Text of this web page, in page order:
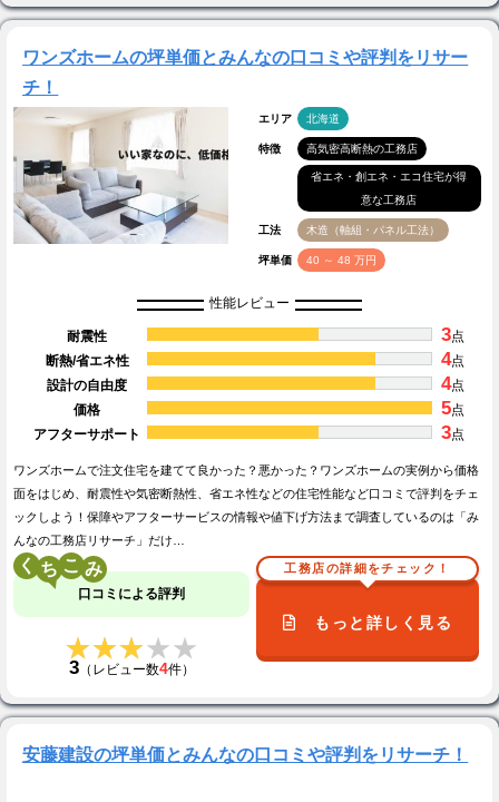
ワンズホームの坪単価とみんなの口コミや評判をリサー
チ！
エリア 北海道
特徴 高気密高断熱の工務店
省エネ・創エネ・エコ住宅が得
意な工務店
工法 木造（軸組・パネル工法）
坪単価 40 ～ 48 万円
性能レビュー
耐震性 3点
断熱/省エネ性
4点
設計の自由度
4点
価格
5点
アフターサポート
3点
ワンズホームで注文住宅を建てて良かった？悪かった？ワンズホームの実例から価格
面をはじめ、耐震性や気密断熱性、省エネ性などの住宅性能など口コミで評判をチェ
ックしよう！保障やアフターサービスの情報や値下げ方法まで調査しているのは「み
んなの工務店リサーチ」だけ…
く こ
口コミによる評判
★★★★★
★★★★★
3（レビュー数4件）
工務店の詳細をチェック！
もっと詳しく見る
安藤建設の坪単価とみんなの口コミや評判をリサーチ！